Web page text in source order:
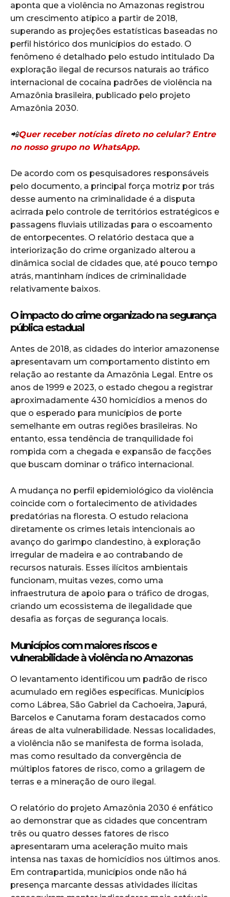
aponta que a violência no Amazonas registrou
um crescimento atípico a partir de 2018,
superando as projeções estatísticas baseadas no
perfil histórico dos municípios do estado. O
fenômeno é detalhado pelo estudo intitulado Da
exploração ilegal de recursos naturais ao tráfico
internacional de cocaína padrões de violência na
Amazônia brasileira, publicado pelo projeto
Amazônia 2030.
📲Quer receber notícias direto no celular? Entre
no nosso grupo no WhatsApp.
De acordo com os pesquisadores responsáveis
pelo documento, a principal força motriz por trás
desse aumento na criminalidade é a disputa
acirrada pelo controle de territórios estratégicos e
passagens fluviais utilizadas para o escoamento
de entorpecentes. O relatório destaca que a
interiorização do crime organizado alterou a
dinâmica social de cidades que, até pouco tempo
atrás, mantinham índices de criminalidade
relativamente baixos.
O impacto do crime organizado na segurança
pública estadual
Antes de 2018, as cidades do interior amazonense
apresentavam um comportamento distinto em
relação ao restante da Amazônia Legal. Entre os
anos de 1999 e 2023, o estado chegou a registrar
aproximadamente 430 homicídios a menos do
que o esperado para municípios de porte
semelhante em outras regiões brasileiras. No
entanto, essa tendência de tranquilidade foi
rompida com a chegada e expansão de facções
que buscam dominar o tráfico internacional.
A mudança no perfil epidemiológico da violência
coincide com o fortalecimento de atividades
predatórias na floresta. O estudo relaciona
diretamente os crimes letais intencionais ao
avanço do garimpo clandestino, à exploração
irregular de madeira e ao contrabando de
recursos naturais. Esses ilícitos ambientais
funcionam, muitas vezes, como uma
infraestrutura de apoio para o tráfico de drogas,
criando um ecossistema de ilegalidade que
desafia as forças de segurança locais.
Municípios com maiores riscos e
vulnerabilidade à violência no Amazonas
O levantamento identificou um padrão de risco
acumulado em regiões específicas. Municípios
como Lábrea, São Gabriel da Cachoeira, Japurá,
Barcelos e Canutama foram destacados como
áreas de alta vulnerabilidade. Nessas localidades,
a violência não se manifesta de forma isolada,
mas como resultado da convergência de
múltiplos fatores de risco, como a grilagem de
terras e a mineração de ouro ilegal.
O relatório do projeto Amazônia 2030 é enfático
ao demonstrar que as cidades que concentram
três ou quatro desses fatores de risco
apresentaram uma aceleração muito mais
intensa nas taxas de homicídios nos últimos anos.
Em contrapartida, municípios onde não há
presença marcante dessas atividades ilícitas